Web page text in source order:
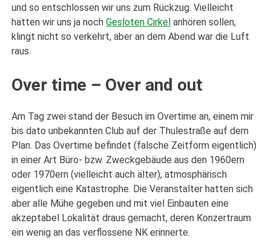
und so entschlossen wir uns zum Rückzug. Vielleicht
hätten wir uns ja nochGesloten Cirkel anhören sollen,
klingt nicht so verkehrt, aber an dem Abend war die Luft
raus.
Over time – Over and out
Am Tag zwei stand der Besuch im Overtime an, einem mir
bis dato unbekannten Club auf der Thulestraße auf dem
Plan. Das Overtime befindet (falsche Zeitform eigentlich)
in einer Art Büro- bzw. Zweckgebäude aus den 1960ern
oder 1970ern (vielleicht auch älter), atmosphärisch
eigentlich eine Katastrophe. Die Veranstalter hatten sich
aber alle Mühe gegeben und mit viel Einbauten eine
akzeptabel Lokalität draus gemacht, deren Konzertraum
ein wenig an das verflossene NK erinnerte.